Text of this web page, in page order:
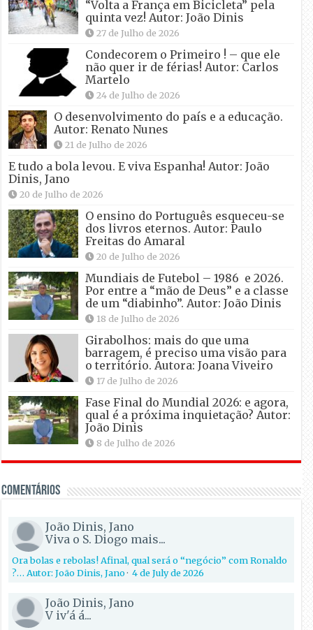
“Volta a França em Bicicleta” pela
quinta vez! Autor: João Dinis
27 de Julho de 2026
Condecorem o Primeiro ! – que ele
não quer ir de férias! Autor: Carlos
Martelo
24 de Julho de 2026
O desenvolvimento do país e a educação.
Autor: Renato Nunes
21 de Julho de 2026
E tudo a bola levou. E viva Espanha! Autor: João
Dinis, Jano
20 de Julho de 2026
O ensino do Português esqueceu-se
dos livros eternos. Autor: Paulo
Freitas do Amaral
20 de Julho de 2026
Mundiais de Futebol – 1986 e 2026.
Por entre a “mão de Deus” e a classe
de um “diabinho”. Autor: João Dinis
18 de Julho de 2026
Girabolhos: mais do que uma
barragem, é preciso uma visão para
o território. Autora: Joana Viveiro
17 de Julho de 2026
Fase Final do Mundial 2026: e agora,
qual é a próxima inquietação? Autor:
João Dinis
8 de Julho de 2026
Comentários
João Dinis, Jano
Viva o S. Diogo mais...
Ora bolas e rebolas! Afinal, qual será o “negócio” com Ronaldo
?… Autor: João Dinis, Jano·4 de July de 2026
João Dinis, Jano
V iv'á á...